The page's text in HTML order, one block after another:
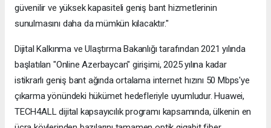
güvenilir ve yüksek kapasiteli geniş bant hizmetlerinin
sunulmasını daha da mümkün kılacaktır."
Dijital Kalkınma ve Ulaştırma Bakanlığı tarafından 2021 yılında
başlatılan "Online Azerbaycan" girişimi, 2025 yılına kadar
istikrarlı geniş bant ağında ortalama internet hızını 50 Mbps'ye
çıkarma yönündeki hükümet hedefleriyle uyumludur. Huawei,
TECH4ALL dijital kapsayıcılık programı kapsamında, ülkenin en